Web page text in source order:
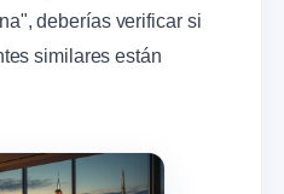
deberías verificar si
similares están